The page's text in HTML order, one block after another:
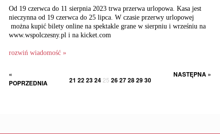
Od 19 czerwca do 11 sierpnia 2023 trwa przerwa urlopowa. Kasa jest
nieczynna od 19 czerwca do 25 lipca. W czasie przerwy urlopowej
można kupić bilety online na spektakle grane w sierpniu i wrześniu na
www.wspolczesny.pl i na kicket.com
rozwiń wiadomość »
«
POPRZEDNIA
21 22232425 2627282930
NASTĘPNA »